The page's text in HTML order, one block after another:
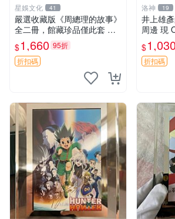
星娛文化 41
嚴選收藏版《周總理的故事》
全二冊，館藏珍品僅此套 周
總理 故事 紀念畫冊
$1,660 95折
折扣碼
洛神 19
井上雄
周邊 現
相框附
筆 記念照
$
折扣碼